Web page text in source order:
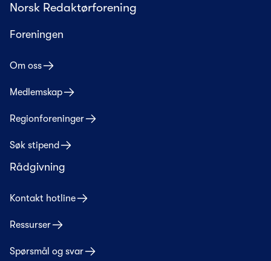
Norsk Redaktørforening
Foreningen
Om oss
Medlemskap
Regionforeninger
Søk stipend
Rådgivning
Kontakt hotline
Ressurser
Spørsmål og svar